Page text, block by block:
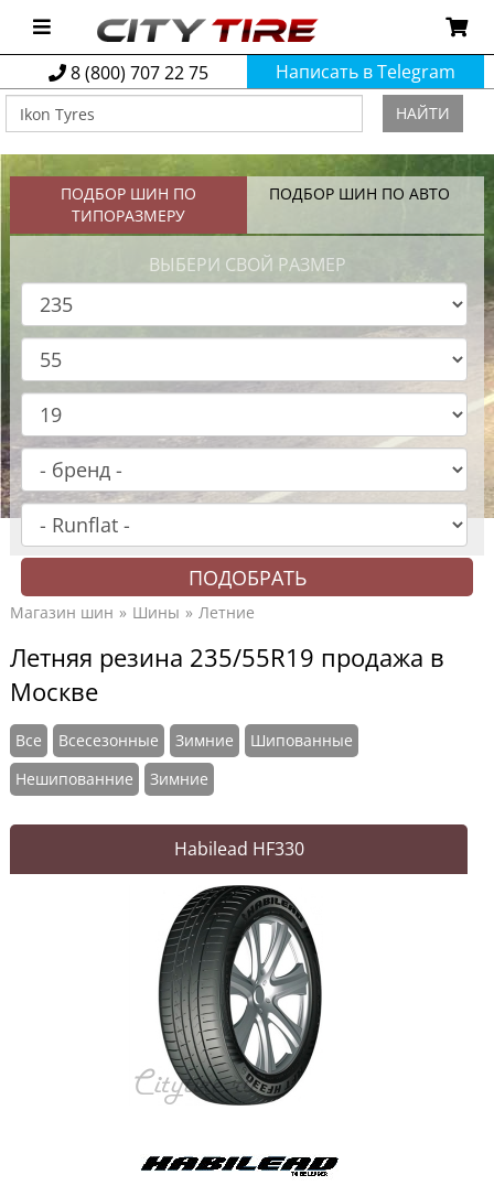
8 (800) 707 22 75 Написать в Telegram
НАЙТИ
ПОДБОР ШИН ПО
ТИПОРАЗМЕРУ
ПОДБОР ШИН ПО АВТО
ВЫБЕРИ СВОЙ РАЗМЕР
Магазин шин Шины Летние
Летняя резина 235/55R19 продажа в
Москве
Все Всесезонные Зимние
Шипованные
Нешипованние
Зимние
Habilead HF330